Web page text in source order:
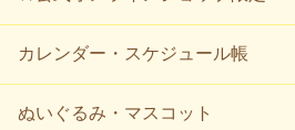
カレンダー・スケジュール帳
ぬいぐるみ・マスコット